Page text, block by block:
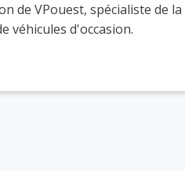
de VPouest, spécialiste de
véhicules d'occasion.